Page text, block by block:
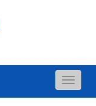
Toggle